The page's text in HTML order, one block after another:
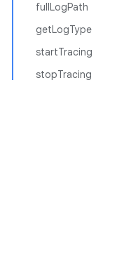
fullLogPath
getLogType
startTracing
stopTracing